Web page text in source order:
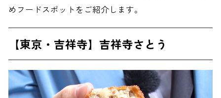
めフードスポットをご紹介します。
【東京・吉祥寺】吉祥寺さとう